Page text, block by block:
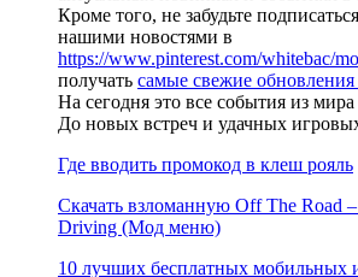
Кроме того, не забудьте
нашими новостями в
https://www.pinterest.com/whitebac/
получать самые свежие
На сегодня это все события из мира
До новых встреч и удачных
Где вводить промокод в клеш рояль
Скачать взломанную Off The Road
Driving (Мод меню)
10 лучших бесплатных мобильных